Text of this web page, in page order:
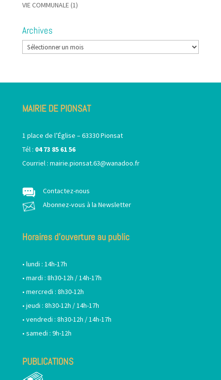
VIE COMMUNALE(1)
Archives
Archives
MAIRIE DE PIONSAT
1 place de l’Église – 63330 Pionsat
Tél : 04 73 85 61 56
Courriel : mairie.pionsat.63@wanadoo.fr
Contactez-nous
Abonnez-vous à la Newsletter
Horaires d’ouverture au public
• lundi : 14h-17h
• mardi : 8h30-12h / 14h-17h
• mercredi : 8h30-12h
• jeudi : 8h30-12h / 14h-17h
• vendredi : 8h30-12h / 14h-17h
• samedi : 9h-12h
PUBLICATIONS